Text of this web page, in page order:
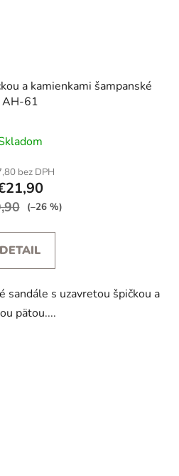
a kamienkami šampanské
AH-61
bez DPH
(–26 %)
DETAIL
sandále s uzavretou špičkou a
pätou....